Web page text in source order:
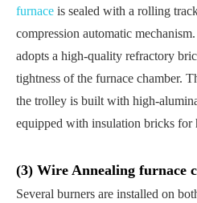
furnace is sealed with a rolling
compression automatic
adopts a high-quality refractory
tightness of the furnace chamber.
the trolley is built with high-
equipped with insulation bricks for
(3) Wire Annealing furnace
Several burners are installed on